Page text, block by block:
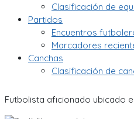
Clasificación de
Partidos
Encuentros
Marcadores
Canchas
Clasificación de
Futbolista aficionado ubicado